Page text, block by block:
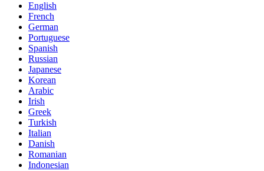
English
French
German
Portuguese
Spanish
Russian
Japanese
Korean
Arabic
Irish
Greek
Turkish
Italian
Danish
Romanian
Indonesian